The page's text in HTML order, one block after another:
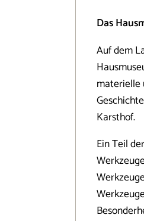
Das
Auf dem
materielle
Karsthof.
Ein Teil